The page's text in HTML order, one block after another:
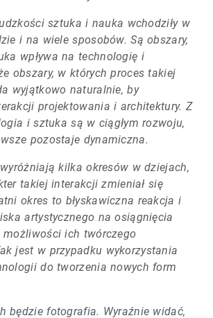
sztuka i nauka wchodziły w
i na wiele sposobów. Są obszary,
wpływa na technologię i
obszary, w których proces takiej
wyjątkowo naturalnie, by
projektowania i architektury. Z
i sztuka są w ciągłym rozwoju,
pozostaje dynamiczna.
kilka okresów w dziejach,
takiej interakcji zmieniał się
okres to błyskawiczna reakcja i
artystycznego na osiągnięcia
ich twórczego
jest w przypadku wykorzystania
do tworzenia nowych form
będzie fotografia. Wyraźnie widać,